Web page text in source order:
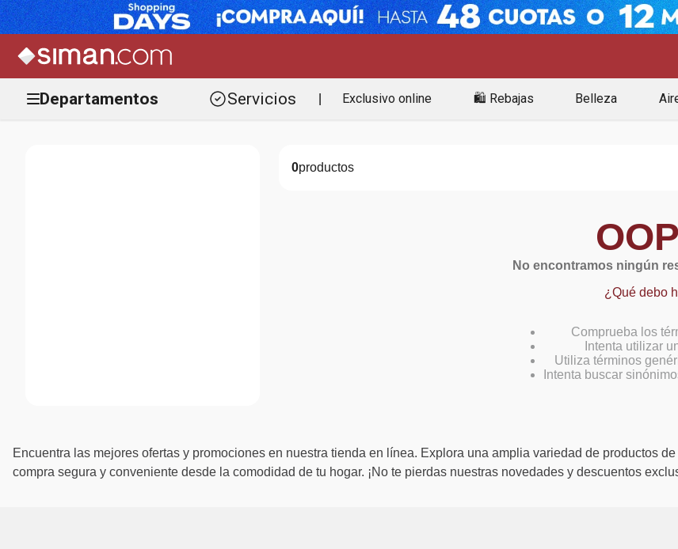
Departamentos Servicios Exclusivo online 🛍️ Rebajas Belleza
0
No encontramos ningún
¿Qué debo
Comprueba los
Intenta utilizar
Utiliza términos
Intenta buscar
Encuentra las mejores ofertas y promociones en nuestra tienda en línea. Explora una amplia variedad de productos
compra segura y conveniente desde la comodidad de tu hogar. ¡No te pierdas nuestras novedades y descuentos